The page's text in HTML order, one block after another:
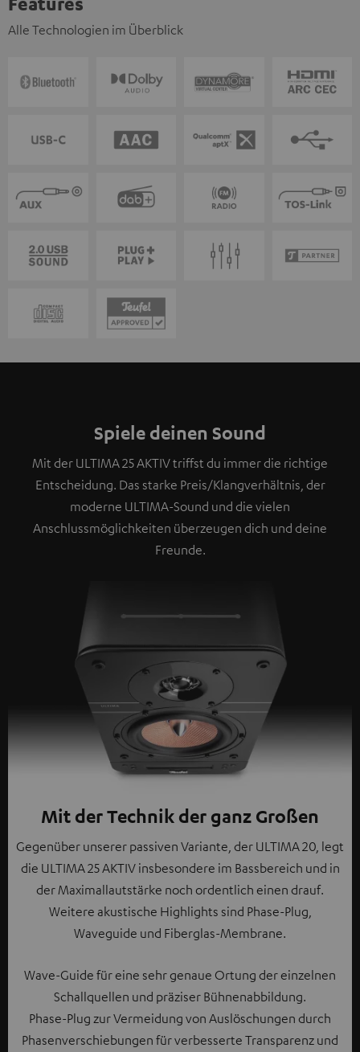
Alle Technologien im Überblick
Spiele deinen Sound
Mit der ULTIMA 25 AKTIV triffst du immer die richtige
Entscheidung. Das starke Preis/Klangverhältnis, der
moderne ULTIMA-Sound und die vielen
Anschlussmöglichkeiten überzeugen dich und deine
Freunde.
Mit der Technik der ganz Großen
Gegenüber unserer passiven Variante, der ULTIMA 20, legt
die ULTIMA 25 AKTIV insbesondere im Bassbereich und in
der Maximallautstärke noch ordentlich einen drauf.
Weitere akustische Highlights sind Phase-Plug,
Waveguide und Fiberglas-Membrane.
Wave-Guide für eine sehr genaue Ortung der einzelnen
Schallquellen und präziser Bühnenabbildung.
Phase-Plug zur Vermeidung von Auslöschungen durch
Phasenverschiebungen für verbesserte Transparenz und